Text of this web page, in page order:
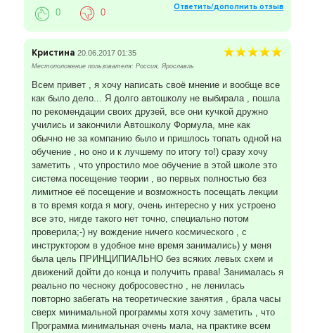
Ответить/дополнить отзыв
0 0
Кристина 20.06.2017 01:35
Местоположение пользователя: Россия, Ярославль
Всем привет , я хочу написать своё мнение и вообще все
как было дело... Я долго автошколу не выбирала , пошла
по рекомендации своих друзей, все они кучкой дружно
учились и закончили Автошколу Формула, мне как
обычно не за компанию было и пришлось топать одной на
обучение , но оно и к лучшему по итогу то!) сразу хочу
заметить , что упростило мое обучение в этой школе это
система посещение теории , во первых полностью без
лимитное её посещение и возможность посещать лекции
в то время когда я могу, очень интересно у них устроено
все это, нигде такого нет точно, специально потом
проверила;-) ну вождение ничего космического , с
инструктором в удобное мне время занимались) у меня
была цель ПРИНЦИПИАЛЬНО без всяких левых схем и
движений дойти до конца и получить права! Занималась я
реально по чесноку добросовестно , не ленилась
повторно забегать на теоретические занятия , брала часы
сверх минимальной программы хотя хочу заметить , что
Программа минимальная очень мала, на практике всем